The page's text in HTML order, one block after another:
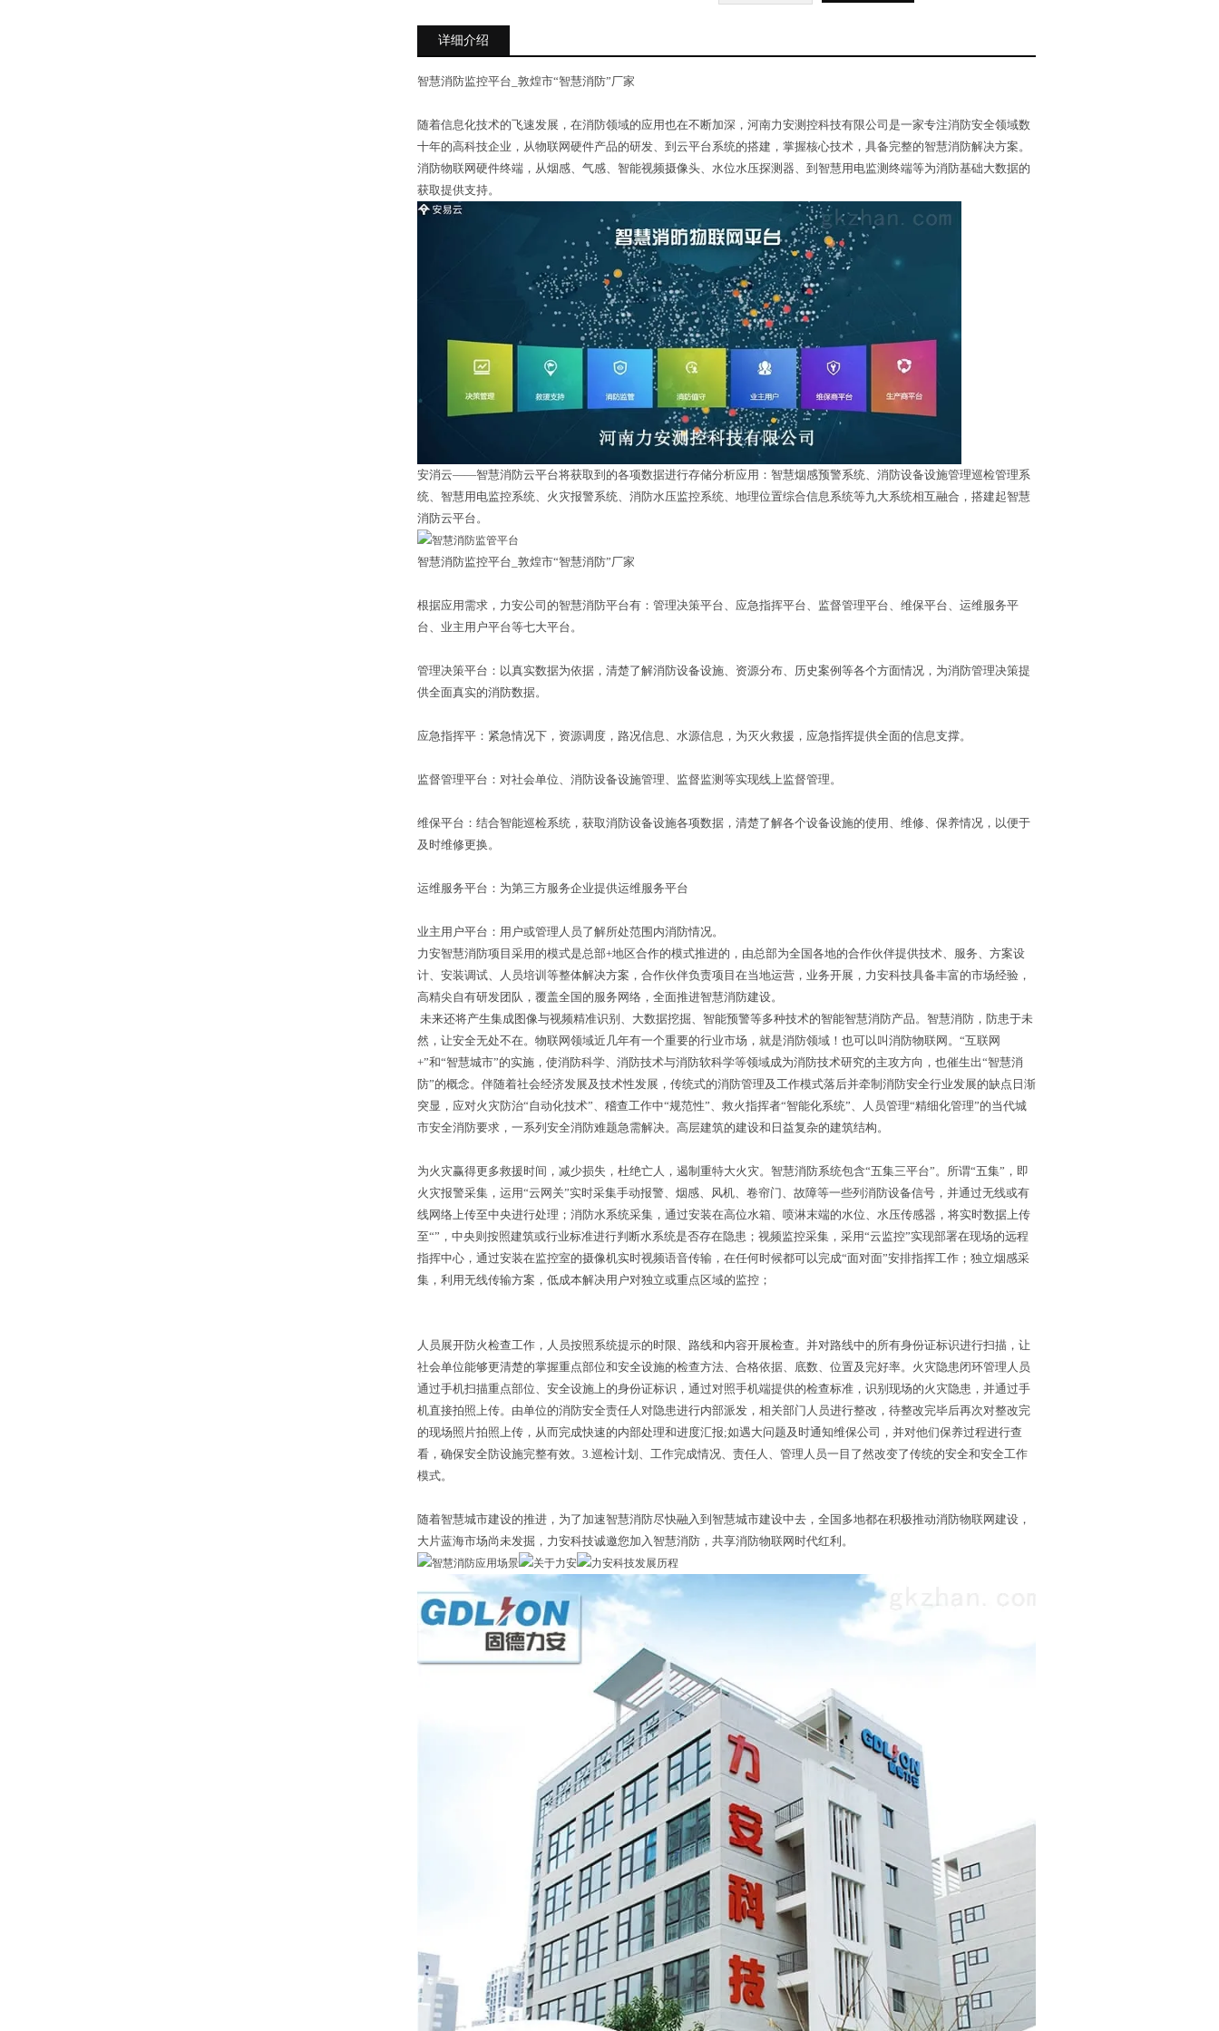
详细介绍
智慧消防监控平台_敦煌市“智慧消防”厂家
随着信息化技术的飞速发展，在消防领域的应用也在不断加深，河南力安测控科技有限公司是一家专注消防安全领域数
十年的高科技企业，从物联网硬件产品的研发、到云平台系统的搭建，掌握核心技术，具备完整的智慧消防解决方案。
消防物联网硬件终端，从烟感、气感、智能视频摄像头、水位水压探测器、到智慧用电监测终端等为消防基础大数据的
获取提供支持。
安消云——智慧消防云平台将获取到的各项数据进行存储分析应用：智慧烟感预警系统、消防设备设施管理巡检管理系
统、智慧用电监控系统、火灾报警系统、消防水压监控系统、地理位置综合信息系统等九大系统相互融合，搭建起智慧
消防云平台。
智慧消防监控平台_敦煌市“智慧消防”厂家
根据应用需求，力安公司的智慧消防平台有：管理决策平台、应急指挥平台、监督管理平台、维保平台、运维服务平
台、业主用户平台等七大平台。
管理决策平台：以真实数据为依据，清楚了解消防设备设施、资源分布、历史案例等各个方面情况，为消防管理决策提
供全面真实的消防数据。
应急指挥平：紧急情况下，资源调度，路况信息、水源信息，为灭火救援，应急指挥提供全面的信息支撑。
监督管理平台：对社会单位、消防设备设施管理、监督监测等实现线上监督管理。
维保平台：结合智能巡检系统，获取消防设备设施各项数据，清楚了解各个设备设施的使用、维修、保养情况，以便于
及时维修更换。
运维服务平台：为第三方服务企业提供运维服务平台
业主用户平台：用户或管理人员了解所处范围内消防情况。
力安智慧消防项目采用的模式是总部+地区合作的模式推进的，由总部为全国各地的合作伙伴提供技术、服务、方案设
计、安装调试、人员培训等整体解决方案，合作伙伴负责项目在当地运营，业务开展，力安科技具备丰富的市场经验，
高精尖自有研发团队，覆盖全国的服务网络，全面推进智慧消防建设。
未来还将产生集成图像与视频精准识别、大数据挖掘、智能预警等多种技术的智能智慧消防产品。智慧消防，防患于未
然，让安全无处不在。物联网领域近几年有一个重要的行业市场，就是消防领域！也可以叫消防物联网。“互联网
+”和“智慧城市”的实施，使消防科学、消防技术与消防软科学等领域成为消防技术研究的主攻方向，也催生出“智慧消
防”的概念。伴随着社会经济发展及技术性发展，传统式的消防管理及工作模式落后并牵制消防安全行业发展的缺点日渐
突显，应对火灾防治“自动化技术”、稽查工作中“规范性”、救火指挥者“智能化系统”、人员管理“精细化管理”的当代城
市安全消防要求，一系列安全消防难题急需解决。高层建筑的建设和日益复杂的建筑结构。
为火灾赢得更多救援时间，减少损失，杜绝亡人，遏制重特大火灾。智慧消防系统包含“五集三平台”。所谓“五集”，即
火灾报警采集，运用“云网关”实时采集手动报警、烟感、风机、卷帘门、故障等一些列消防设备信号，并通过无线或有
线网络上传至中央进行处理；消防水系统采集，通过安装在高位水箱、喷淋末端的水位、水压传感器，将实时数据上传
至“”，中央则按照建筑或行业标准进行判断水系统是否存在隐患；视频监控采集，采用“云监控”实现部署在现场的远程
指挥中心，通过安装在监控室的摄像机实时视频语音传输，在任何时候都可以完成“面对面”安排指挥工作；独立烟感采
集，利用无线传输方案，低成本解决用户对独立或重点区域的监控；
人员展开防火检查工作，人员按照系统提示的时限、路线和内容开展检查。并对路线中的所有身份证标识进行扫描，让
社会单位能够更清楚的掌握重点部位和安全设施的检查方法、合格依据、底数、位置及完好率。火灾隐患闭环管理人员
通过手机扫描重点部位、安全设施上的身份证标识，通过对照手机端提供的检查标准，识别现场的火灾隐患，并通过手
机直接拍照上传。由单位的消防安全责任人对隐患进行内部派发，相关部门人员进行整改，待整改完毕后再次对整改完
的现场照片拍照上传，从而完成快速的内部处理和进度汇报;如遇大问题及时通知维保公司，并对他们保养过程进行查
看，确保安全防设施完整有效。3.巡检计划、工作完成情况、责任人、管理人员一目了然改变了传统的安全和安全工作
模式。
随着智慧城市建设的推进，为了加速智慧消防尽快融入到智慧城市建设中去，全国多地都在积极推动消防物联网建设，
大片蓝海市场尚未发掘，力安科技诚邀您加入智慧消防，共享消防物联网时代红利。